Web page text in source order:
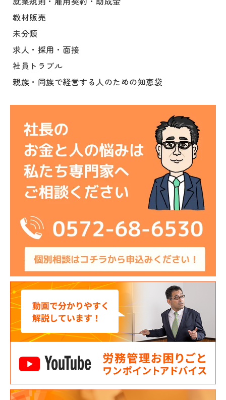
教材販売
未分類
求人・採用・面接
社員トラブル
親族・同族で経営する人のための知恵袋